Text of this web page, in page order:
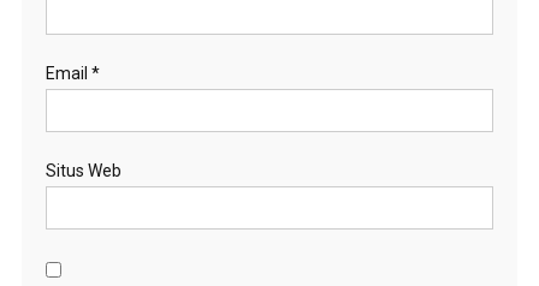
Email *
Situs Web